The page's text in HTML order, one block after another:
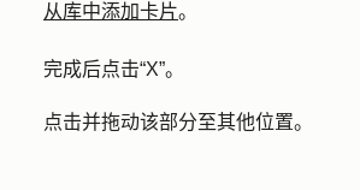
从库中添加卡片。
完成后点击“X”。
点击并拖动该部分至其他位置。